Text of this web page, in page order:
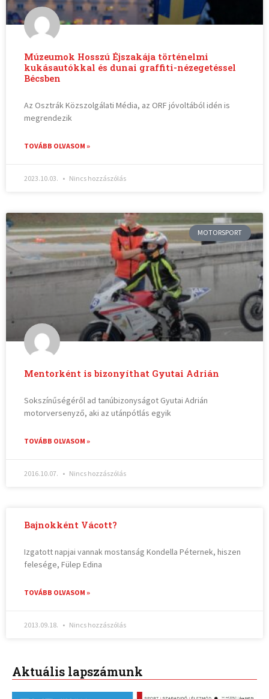
Múzeumok Hosszú Éjszakája történelmi
kukásautókkal és dunai graffiti-nézegetéssel
Bécsben
Az Osztrák Közszolgálati Média, az ORF jóvoltából idén is
megrendezik
TOVÁBB OLVASOM »
2023.10.03. Nincs hozzászólás
MOTORSPORT
Mentorként is bizonyíthat Gyutai Adrián
Sokszínűségéről ad tanúbizonyságot Gyutai Adrián
motorversenyző, aki az utánpótlás egyik
TOVÁBB OLVASOM »
2016.10.07. Nincs hozzászólás
Bajnokként Vácott?
Izgatott napjai vannak mostanság Kondella Péternek, hiszen
felesége, Fülep Edina
TOVÁBB OLVASOM »
2013.09.18. Nincs hozzászólás
Aktuális lapszámunk